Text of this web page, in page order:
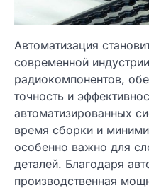
Автоматизация
современной
радиокомпонентов,
точность и
автоматизированных
время сборки и
особенно важно для
деталей. Благодаря
производственная